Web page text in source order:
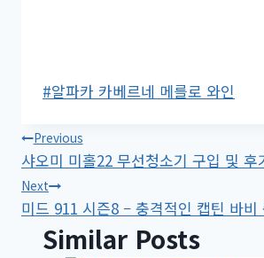
Post
#알파카 카베르네 메를로 와인
글
탐
색
Previous
샤오미 미홀22 무선청소기 구입 및 후
Next
미드 911 시즌8 – 충격적인 캡틴 바비
Similar Posts